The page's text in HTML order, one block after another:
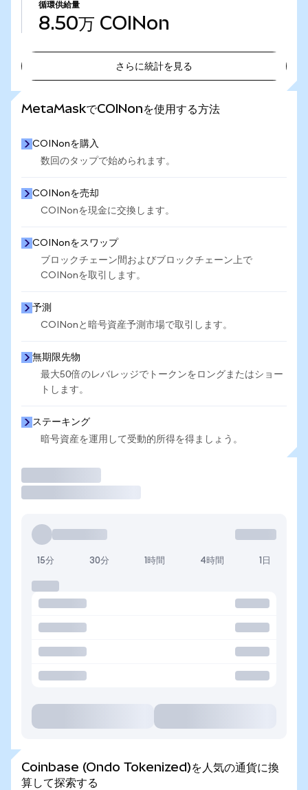
循環供給量
8.50万 COINon
さらに統計を見る
MetaMaskでCOINonを使用する方法
COINonを購入
数回のタップで始められます。
COINonを売却
COINonを現金に交換します。
COINonをスワップ
ブロックチェーン間およびブロックチェーン上で
COINonを取引します。
予測
COINonと暗号資産予測市場で取引します。
無期限先物
最大50倍のレバレッジでトークンをロングまたはショー
トします。
ステーキング
暗号資産を運用して受動的所得を得ましょう。
15分 30分 1時間 4時間 1日
Coinbase (Ondo Tokenized)を人気の通貨に換
算して探索する